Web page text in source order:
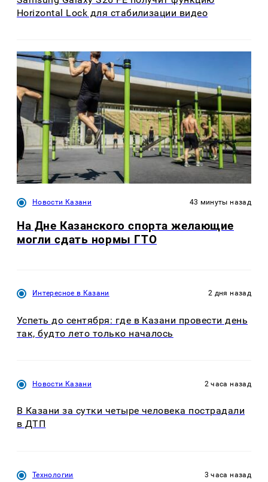
Horizontal Lock для стабилизации видео
Новости Казани 43 минуты назад
На Дне Казанского спорта желающие
могли сдать нормы ГТО
Интересное в Казани 2 дня назад
Успеть до сентября: где в Казани провести день
так, будто лето только началось
Новости Казани 2 часа назад
В Казани за сутки четыре человека пострадали
в ДТП
Технологии 3 часа назад